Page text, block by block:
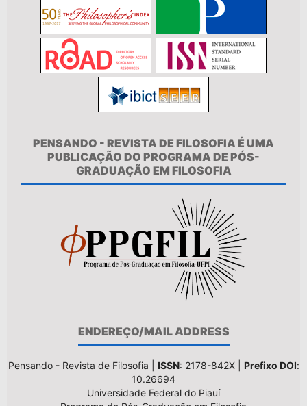
PENSANDO - REVISTA DE FILOSOFIA É UMA
PUBLICAÇÃO DO PROGRAMA DE PÓS-
GRADUAÇÃO EM FILOSOFIA
ENDEREÇO/MAIL ADDRESS
Pensando - Revista de Filosofia | ISSN: 2178-842X | Prefixo DOI:
10.26694
Universidade Federal do Piauí